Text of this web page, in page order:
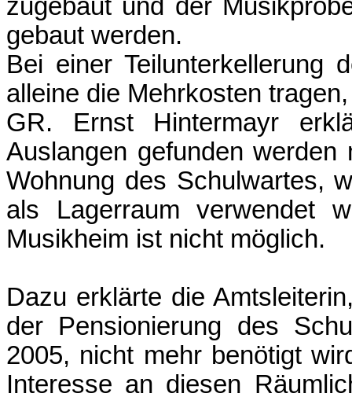
zugebaut und der
gebaut werden.
Bei einer Teilunterkellerung
alleine die Mehrkosten
GR. Ernst Hintermayr
Auslangen gefunden
Wohnung des Schulwartes,
als Lagerraum verwendet
Musikheim ist nicht möglich.
Dazu erklärte die
der Pensionierung des
2005, nicht mehr benötigt
Interesse an diesen